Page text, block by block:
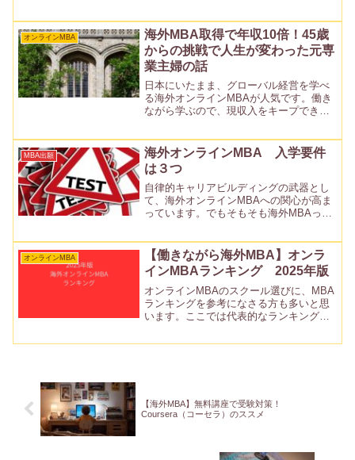
校に価値があるのかと悩む方も多いでし
ょう。私自身、45歳を過ぎてから日本で
あまり知られていな...
オンラインMBA
海外MBA取得で年収10倍！45歳
からの挑戦で人生が変わった元専
業主婦の話
日本にいたまま、グローバル経営を学べ
る海外オンラインMBAが人気です。働き
ながら学ぶので、現収入をキープできる
るのが、取得後の年収。 いったいどの
くらいの年収アップが期待できるのでし
ょうか？ ...
MBA出願
海外オンラインMBA 入学要件
は３つ
自律的キャリアビルディングの武器とし
て、海外オンラインMBAへの関心が高ま
っています。でもそもそも海外MBAって
実は３つの入学要件があるのです。この
記事では、留学経験ゼロからオーバー45
でMBAホルダーに...
オンラインMBA
【働きながら海外MBA】オンラ
インMBAランキング 2025年版
オンラインMBAのスクール選びに、MBA
ランキングを参考になさる方も多いと思
います。ここでは代表的なランキングを
紹介します。1. ランキングにも色々ある
【海外MBA】無料講座で受験対策！
Coursera（コーセラ）のススメ